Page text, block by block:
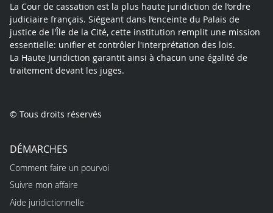
La Cour de cassation est la plus haute juridiction de l’ordre
judiciaire français. Siégeant dans l’enceinte du Palais de
justice de l'Île de la Cité, cette institution remplit une mission
essentielle: unifier et contrôler l'interprétation des lois.
La Haute Juridiction garantit ainsi à chacun une égalité de
traitement devant les juges.
© Tous droits réservés
DÉMARCHES
Comment faire un pourvoi
Suivre mon affaire
Aide juridictionnelle